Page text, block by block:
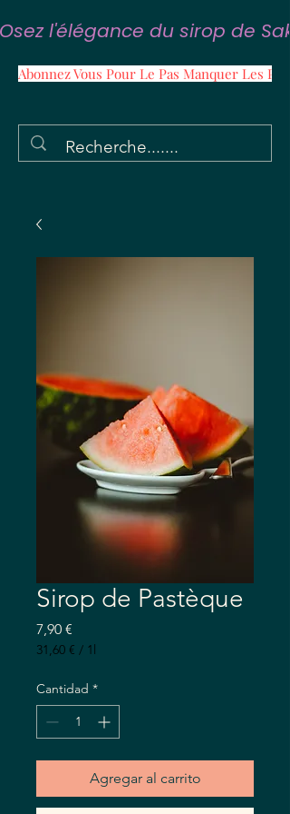
Osez l'élégance du sirop de
Abonnez Vous Pour Le Pas Manquer Les
Sirop de Pastèque
7,90 €
31,60 € / 1l
por
1
Litro
Cantidad *
Agregar al carrito